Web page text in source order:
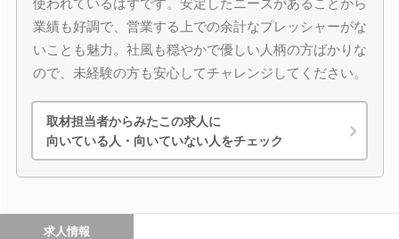
使われているはずです。安定したニーズがあることから
業績も好調で、営業する上での余計なプレッシャーがな
いことも魅力。社風も穏やかで優しい人柄の方ばかりな
ので、未経験の方も安心してチャレンジしてください。
取材担当者からみたこの求人に
向いている人・向いていない人をチェック
求人情報